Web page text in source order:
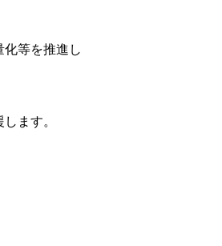
等を推進し
ます。